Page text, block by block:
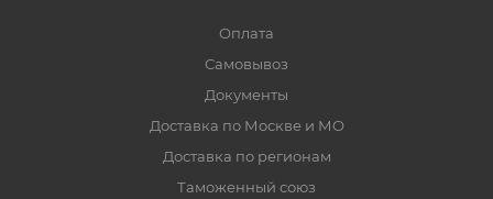
Оплата
Самовывоз
Документы
Доставка по Москве и МО
Доставка по регионам
Таможенный союз